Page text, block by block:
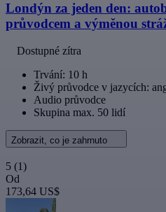
Londýn za jeden den:
průvodcem a výměnou
Dostupné zítra
Trvání: 10 h
Živý průvodce v jazycích:
Audio průvodce
Skupina max. 50 lidí
Zobrazit, co je zahrnuto
5 (1)
Od
173,64 US$